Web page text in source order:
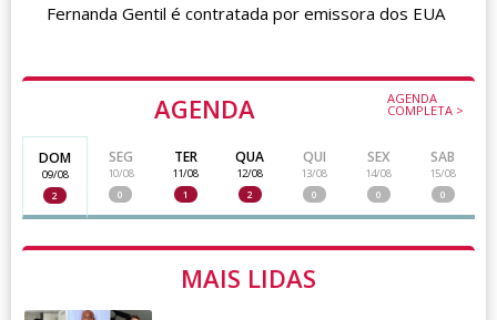
AGENDA AGENDA
COMPLETA >
DOM
09/08
2
SEG
10/08
0
TER
11/08
1
QUA
12/08
2
QUI
13/08
0
SEX
14/08
0
SAB
15/08
0
MAIS LIDAS
Fernanda Gentil é contratada por emissora dos EUA